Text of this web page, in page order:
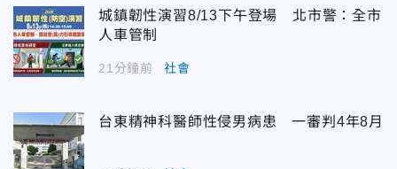
城鎮韌性演習8/13下午登場 北市警：全市
人車管制
21分鐘前 社會
台東精神科醫師性侵男病患 一審判4年8月